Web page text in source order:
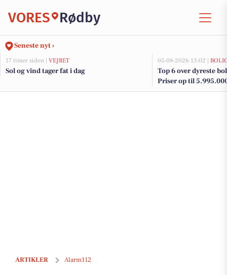
VORES Rødby
Seneste nyt ›
17 timer siden | VEJRET
Sol og vind tager fat i dag
05-08-2026 13:02 |
Top 6 over dyreste
Priser op til
ARTIKLER Alarm112
37-årig mand fra Rødby anholdt for truende adfærd og besiddelse af